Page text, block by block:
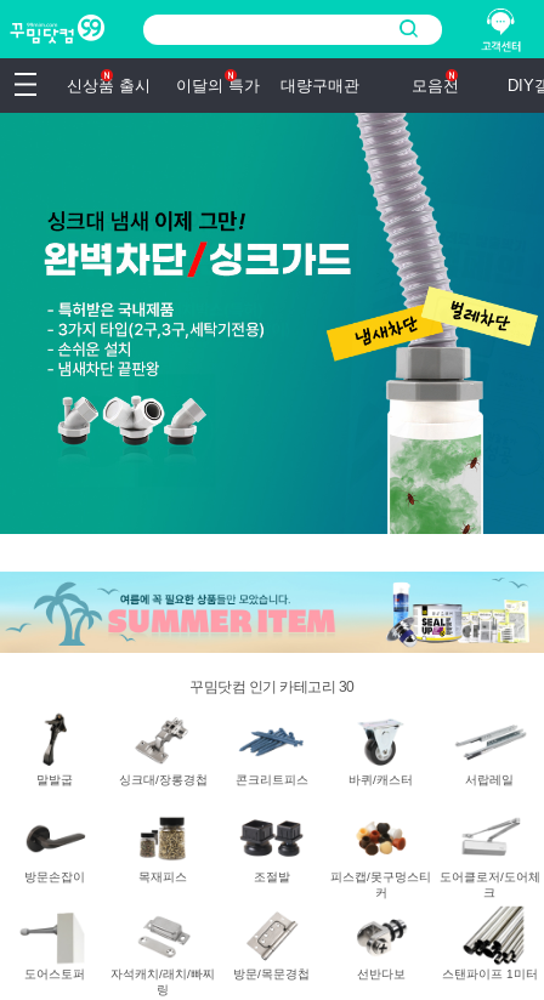
신상품 출시 이달의 특가 대량구매관 모음전 DIY
꾸밈닷컴 인기 카테고리 30
말발굽 싱크대/장롱경첩 콘크리트피스 바퀴/캐스터 서랍레일
방문손잡이 목재피스 조절발
피스캡/못구멍스티
커
도어클로저/도어체
크
도어스토퍼
자석캐치/래치/빠찌
링
방문/목문경첩 선반다보 스탠파이프 1미터